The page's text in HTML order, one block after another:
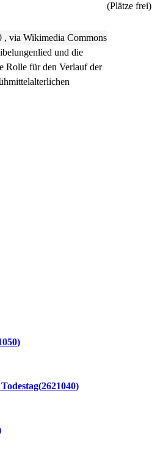
, via Wikimedia Commons
und die
Rolle für den Verlauf der
(Plätze frei)
2621040